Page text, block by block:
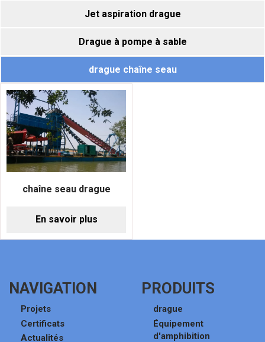
Jet aspiration drague
Drague à pompe à sable
drague chaîne seau
chaîne seau drague
En savoir plus
NAVIGATION
Projets
Certificats
Actualités
PRODUITS
drague
Équipement
d'amphibition